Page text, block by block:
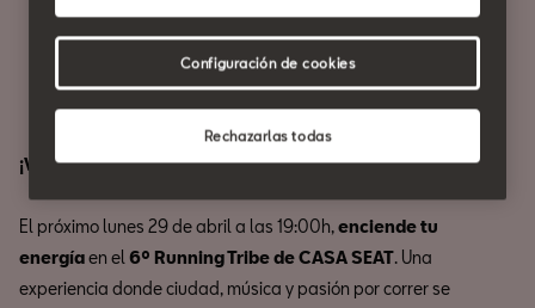
Compartir
¡Vuelve la tribu del running a Barcelona!
El próximo lunes 29 de abril a las 19:00h,enciende tu
energíaen el 6º Running Tribe de CASA SEAT. Una
experiencia donde ciudad, música y pasión por correr se
Rechazarlas todas
Configuración de cookies